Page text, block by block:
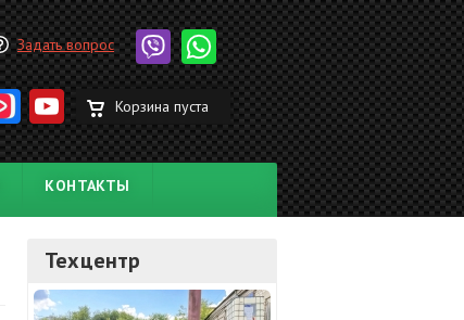
Задать вопрос
Корзина пуста
КОНТАКТЫ
Техцентр